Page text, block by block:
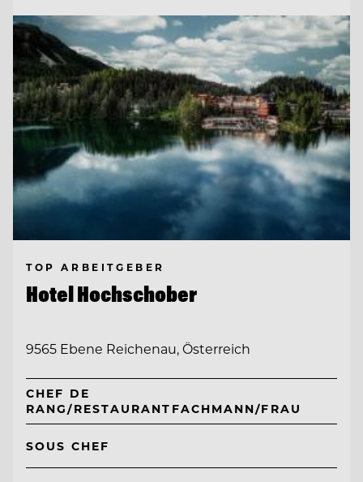
TOP ARBEITGEBER
Hotel Hochschober
9565 Ebene Reichenau, Österreich
CHEF DE
RANG/RESTAURANTFACHMANN/FRAU
SOUS CHEF